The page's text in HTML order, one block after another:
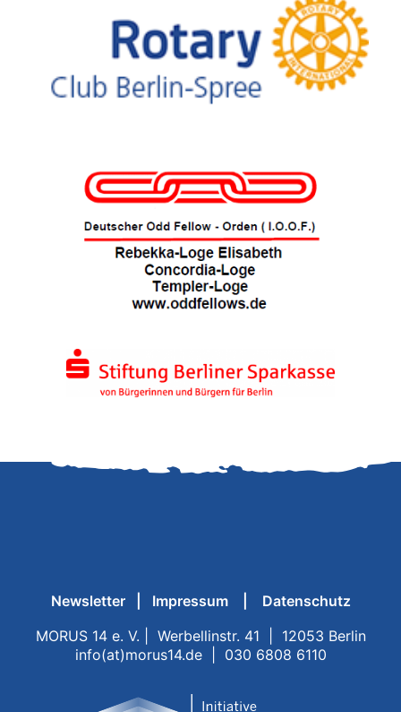
Newsletter| Impressum
Datenschutz
MORUS 14 e. V. | Werbellinstr. 41 | 12053 Berlin
info(at)morus14.de | 030 6808 6110